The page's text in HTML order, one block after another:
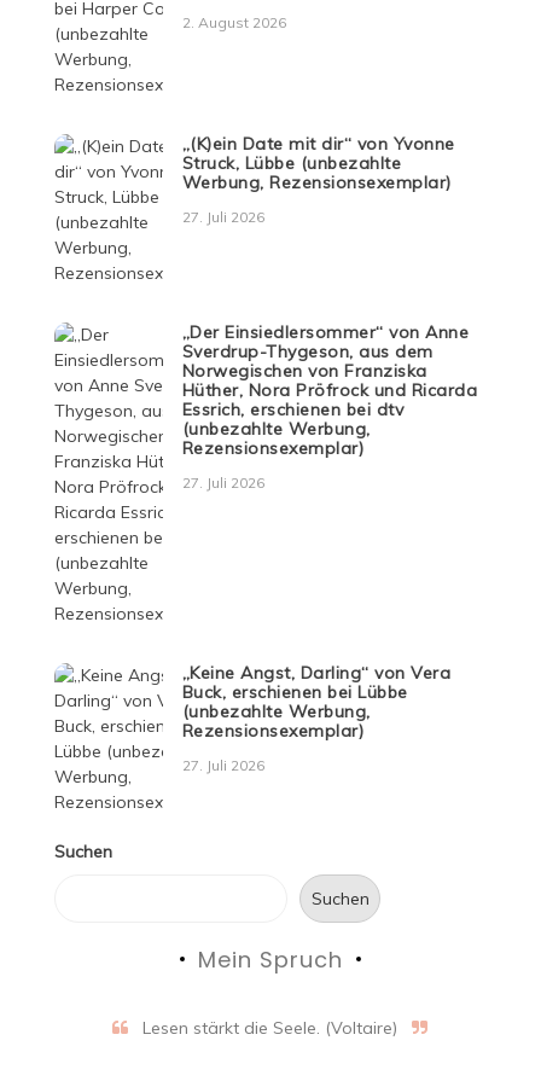
2. August 2026
„(K)ein Date mit dir“ von Yvonne
Struck, Lübbe (unbezahlte
Werbung, Rezensionsexemplar)
27. Juli 2026
„Der Einsiedlersommer“ von Anne
Sverdrup-Thygeson, aus dem
Norwegischen von Franziska
Hüther, Nora Pröfrock und Ricarda
Essrich, erschienen bei dtv
(unbezahlte Werbung,
Rezensionsexemplar)
27. Juli 2026
„Keine Angst, Darling“ von Vera
Buck, erschienen bei Lübbe
(unbezahlte Werbung,
Rezensionsexemplar)
27. Juli 2026
Suchen
Suchen
Mein Spruch
Lesen stärkt die Seele. (Voltaire)